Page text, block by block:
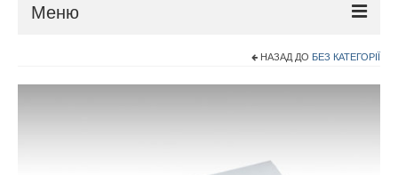
Меню
НАЗАД ДО БЕЗ КАТЕГОРІЇ